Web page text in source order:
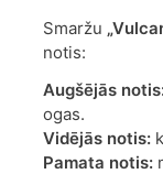
Smaržu
notis:
Augšējās
ogas.
Vidējās notis:
Pamata notis: